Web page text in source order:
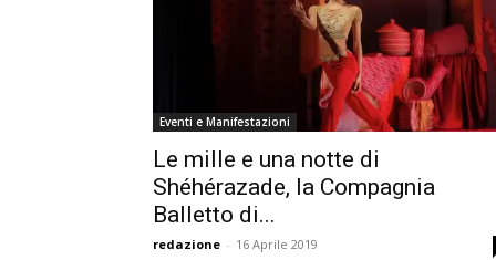
Eventi e Manifestazioni
Le mille e una notte di
Shéhérazade, la Compagnia
Balletto di...
redazione - 16 Aprile 2019